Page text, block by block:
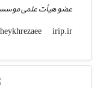
عضو هیأت علمی
sheykhrezaee
irip.ir